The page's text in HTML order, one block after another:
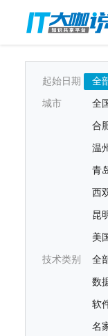
起始日期 全
城市 全
合
温
青
西
昆
美
技术类别 全
数
软
名